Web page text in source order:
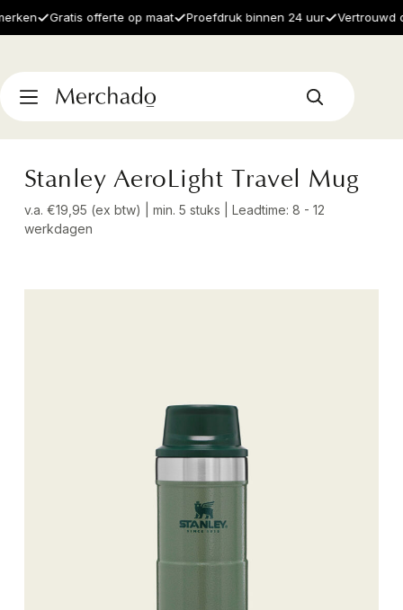
Gratis offerte op maat Proefdruk binnen 24 uur Vertrouwd
Stanley AeroLight Travel Mug
v.a. €19,95 (ex btw) | min. 5 stuks | Leadtime: 8 - 12
werkdagen